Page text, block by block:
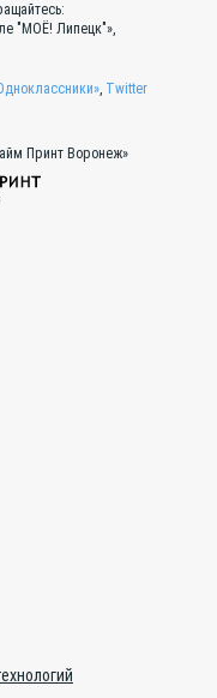
"МОЁ! Липецк"»,
, Twitter
Принт Воронеж»